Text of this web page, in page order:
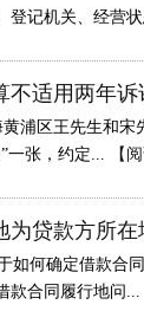
登记机关、经营
不适用两年诉
黄浦区王先生和
一张，约定...
【
为贷款方所在
如何确定借款合
款合同履行地问...